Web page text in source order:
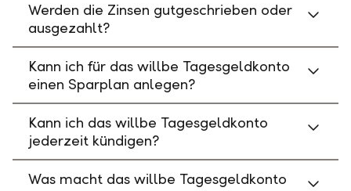
Werden die Zinsen gutgeschrieben oder
ausgezahlt?
Kann ich für das willbe Tagesgeldkonto
einen Sparplan anlegen?
Kann ich das willbe Tagesgeldkonto
jederzeit kündigen?
Was macht das willbe Tagesgeldkonto